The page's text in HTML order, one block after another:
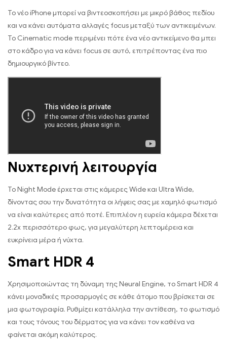
Το νέο iPhone μπορεί να βιντεοσκοπήσει με μικρό βάθος πεδίου
και να κάνει αυτόματα αλλαγές focus μεταξύ των αντικειμένων.
Το Cinematic mode περιμένει πότε ένα νέο αντικείμενο θα μπει
στο κάδρο για να κάνει focus σε αυτό, επιτρέποντας ένα πιο
δημιουργικό βίντεο.
Νυχτερινή λειτουργία
Το Night Mode έρχεται στις κάμερες Wide και Ultra Wide,
δίνοντας σου την δυνατότητα οι λήψεις σας με χαμηλό φωτισμό
να είναι καλύτερες από ποτέ. Επιπλέον η ευρεία κάμερα δέχεται
2.2x περισσότερο φως, για μεγαλύτερη λεπτομέρεια και
ευκρίνεια μέρα ή νύχτα.
Smart HDR 4
Χρησιμοποιώντας τη δύναμη της Neural Engine, το Smart HDR 4
κάνει μοναδικές προσαρμογές σε κάθε άτομο που βρίσκεται σε
μια φωτογραφία. Ρυθμίζει κατάλληλα την αντίθεση, το φωτισμό
και τους τόνους του δέρματος για να κάνει τον καθένα να
φαίνεται ακόμη καλύτερος.